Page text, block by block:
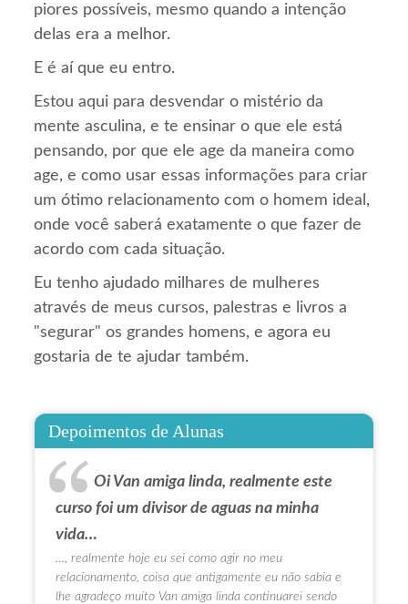
piores possíveis, mesmo quando a intenção
delas era a melhor.
E é aí que eu entro.
Estou aqui para desvendar o mistério da
mente asculina, e te ensinar o que ele está
pensando, por que ele age da maneira como
age, e como usar essas informações para criar
um ótimo relacionamento com o homem ideal,
onde você saberá exatamente o que fazer de
acordo com cada situação.
Eu tenho ajudado milhares de mulheres
através de meus cursos, palestras e livros a
"segurar" os grandes homens, e agora eu
gostaria de te ajudar também.
Depoimentos de Alunas
Oi Van amiga linda, realmente este
curso foi um divisor de aguas na minha
vida…
…, realmente hoje eu sei como agir no meu
relacionamento, coisa que antigamente eu não sabia e
lhe agradeço muito Van amiga linda continuarei sendo